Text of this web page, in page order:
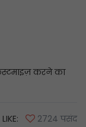
करने का
LIKE: 2724 पसंद